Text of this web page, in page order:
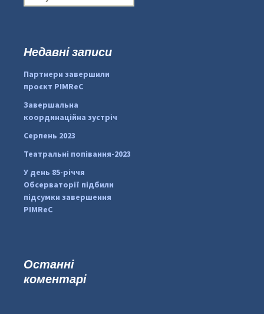
#PipIvanToday
pimrec_project
о
:Недавні записи
Партнери завершили
проєкт PIMReC
Завершальна
координаційна зустріч
Серпень 2023
Театральні попівання-2023
У день 85-річчя
Обсерваторії підбили
підсумки завершення
PIMReC
Останні
коментарі